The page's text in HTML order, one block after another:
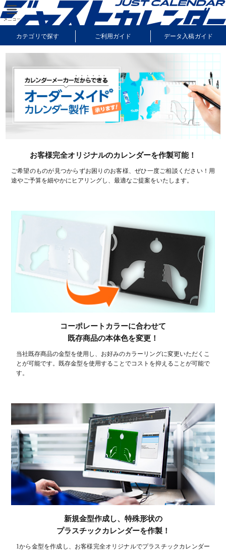
カテゴリで探す ご利用ガイド データ入稿ガイド
納期・送料について よくあるご質問 サンプル請求
お客様完全オリジナルのカレンダーを作製可能！
ご希望のものが見つからずお困りのお客様、ぜひ一度ご相談ください！ 用
途やご予算を細やかにヒアリングし、最適なご提案をいたします。
コーポレートカラーに合わせて
既存商品の本体色を変更！
当社既存商品の金型を使用し、お好みのカラーリングに変更いただくこ
とが可能です。既存金型を使用することでコストを抑えることが可能で
す。
新規金型作成し、特殊形状の
プラスチックカレンダーを作製！
1から金型を作成し、お客様完全オリジナルでプラスチックカレンダー